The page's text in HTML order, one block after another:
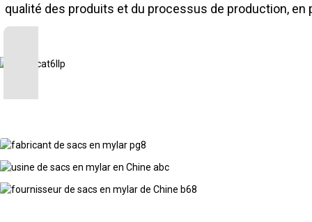
qualité des produits et du processus de production,